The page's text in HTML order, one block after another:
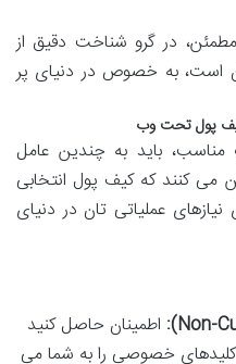
در گرو شناخت دقیق از
است، به خصوص در دنیای پر
پول تحت وب
باید به چندین عامل
می کنند که کیف پول انتخابی
عملیاتی تان در دنیای
اطمینان حاصل کنید
خصوصی را به شما می